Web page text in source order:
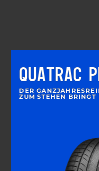
QUATRAC
DER
ZUM STEHEN BRINGT